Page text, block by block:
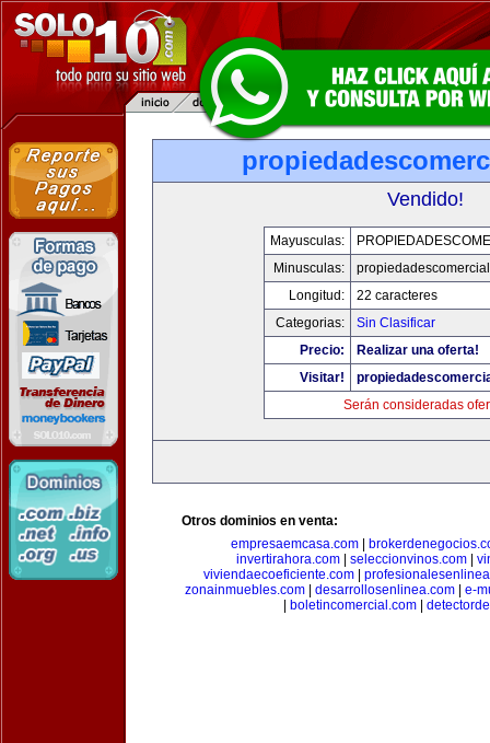
Vendido!
Mayusculas:
Minusculas:
Longitud:
22 caracteres
Categorias:
Sin Clasificar
Precio:
Realizar una oferta!
Visitar!
Serán consideradas
Otros dominios en venta:
empresaemcasa.com
invertirahora.com| seleccionvinos.com|
viviendaecoeficiente.com|
zonainmuebles.com| desarrollosenlinea.com| e-
boletincomercial.com